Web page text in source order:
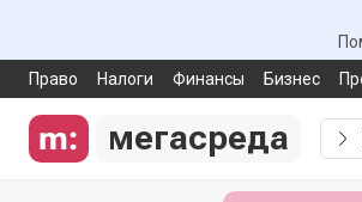
Право Налоги Финансы Бизнес
мегасреда